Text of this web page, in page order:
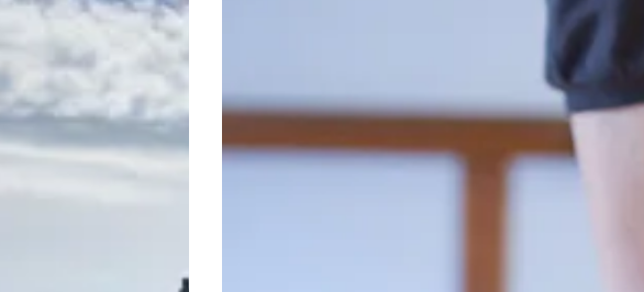
DIMANCHE, J'AI CLOWN
EFFEUILLAGE BURLESQUE
FESTIVAL TONGS & ESPADRILLES